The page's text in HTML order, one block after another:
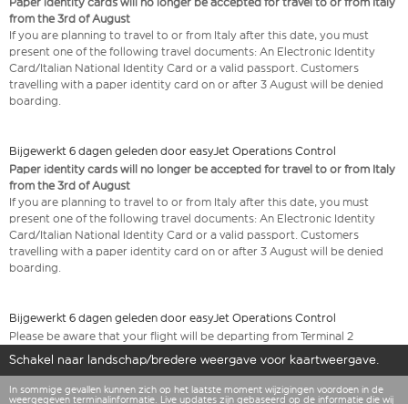
from the 3rd of August
If you are planning to travel to or from Italy after this date, you must
present one of the following travel documents: An Electronic Identity
Card/Italian National Identity Card or a valid passport. Customers
travelling with a paper identity card on or after 3 August will be denied
boarding.
Bijgewerkt 6 dagen geleden door easyJet Operations Control
Paper identity cards will no longer be accepted for travel to or from Italy
from the 3rd of August
If you are planning to travel to or from Italy after this date, you must
present one of the following travel documents: An Electronic Identity
Card/Italian National Identity Card or a valid passport. Customers
travelling with a paper identity card on or after 3 August will be denied
boarding.
Bijgewerkt 6 dagen geleden door easyJet Operations Control
Please be aware that your flight will be departing from Terminal 2
Schakel naar landschap/bredere weergave voor kaartweergave.
In sommige gevallen kunnen zich op het laatste moment wijzigingen voordoen in de
weergegeven terminalinformatie. Live updates zijn gebaseerd op de informatie die wij